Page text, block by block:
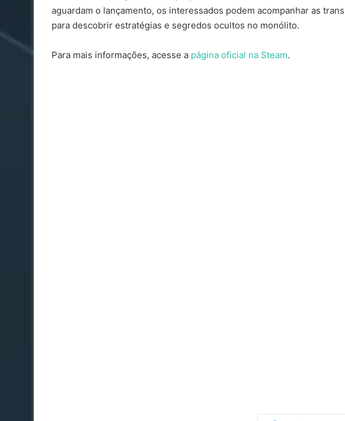
aguardam o lançamento, os interessados podem acompanhar as
para descobrir estratégias e segredos ocultos no monólito.
Para mais informações, acesse a página oficial na Steam.